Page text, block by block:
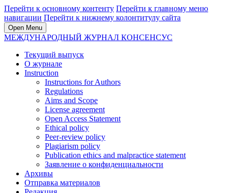
Перейти к основному контенту Перейти к главному меню
навигации Перейти к нижнему колонтитулу сайта
Open Menu
МЕЖДУНАРОДНЫЙ ЖУРНАЛ КОНСЕНСУС
Текущий выпуск
О журнале
Instruction
Instructions for Authors
Regulations
Aims and Scope
License agreement
Open Access Statement
Ethical policy
Peer-review policy
Plagiarism policy
Publication ethics and malpractice statement
Заявление о конфиденциальности
Архивы
Отправка материалов